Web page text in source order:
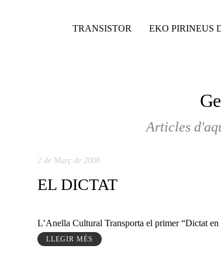
Articles
TRANSISTOR EKO PIRINEUS
2 de Març de 2008
EL DICTAT
L’Anella Cultural Transporta el primer “Dictat
LLEGIR MÉS